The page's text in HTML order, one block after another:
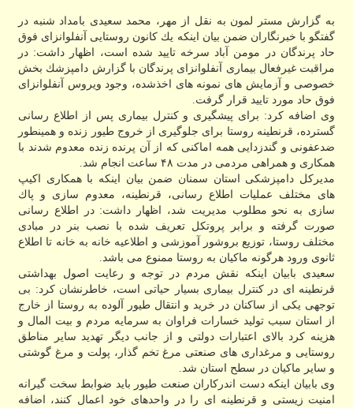
به گزارش مستر لمون به نقل از مهر، محمد سعیدی بامداد شنبه در
گفتگو با خبرنگاران ضمن بیان اینكه یك كانون روستایی آنفلوانزای فوق
حاد پرندگان در مومن آباد سرخه تایید شده است، اظهار داشت: در
مراقبت غیرفعال بیماری آنفلوانزای پرندگان با گزارش دامپزشك بخش
خصوصی و آزمایش های نمونه های اخذشده، وجود ویروس آنفلوانزای
فوق حاد مورد تایید قرار گرفت.
وی اضافه كرد: برای پیشگیری و كنترل بیماری پس از اطلاع رسانی
گسترده، قرنطینه روستا برای جلوگیری از خروج طیور زنده و همینطور
ضدعفونی و گندزدایی همه اماكنی كه از آن پرنده زنده معدوم شدند با
همكاری و همراهی مردمی در مدت ۴۸ ساعت انجام شد.
مدیركل دامپزشكی استان سمنان ضمن بیان اینكه با همكاری اكیپ
های مختلف عملیات اطلاع رسانی، قرنطینه، معدوم سازی و پاك
سازی به نحو مطلوب مدیریت شد، اظهار داشت: در اطلاع رسانی
صورت گرفته و برابر پروتكل تعریف شده با نصب بنر در مبادی
مختلف روستا، توزیع بروشور آموزشی و اطلاعیه خانه به خانه تا اطلاع
ثانوی ورود هرگونه ماكیان به روستا ممنوع می باشد.
سعیدی بابیان اینكه نقش مردم در توجه و رعایت اصول بهداشتی
قرنطینه ای در كنترل بیماری بسیار حیاتی است، خاطرنشان كرد: بی
توجهی یكی از ساكنان در خرید و انتقال طیور آلوده به روستا از خارج
از استان سبب تولید خسارات فراوان به سرمایه مردم و بیت المال و
هزینه كرد بالای اعتبارات دولتی و از جانب دیگر تهدید سایر مناطق
روستایی و مرغداری های صنعتی مرغ تخم گذار، پولت و مرغ گوشتی
و سایر ماكیان در سطح استان شد.
وی بابیان اینكه دست اندركاران صنعت طیور باید ضوابط سخت گیرانه
امنیت زیستی و قرنطینه ای را در واحدهای خود اعمال كنند، اضافه